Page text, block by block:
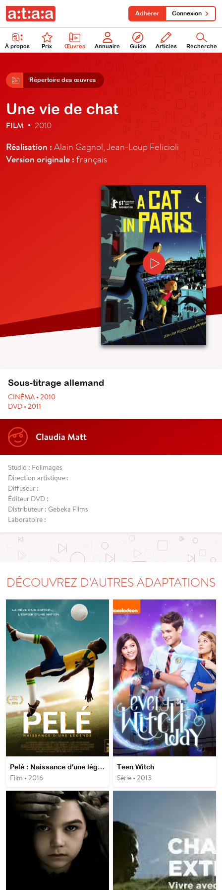
À propos Prix Œuvres Annuaire Guide Articles Recherche
Adhérer Connexion
Répertoire des œuvres
Une vie de chat
FILM • 2010
Réalisation : Alain Gagnol, Jean-Loup Felicioli
Version originale : français
Sous-titrage allemand
CINÉMA • 2010
DVD • 2011
Claudia Matt
Studio : Folimages
Direction artistique :
Diffuseur :
Éditeur DVD :
Distributeur : Gebeka Films
Laboratoire :
DÉCOUVREZ D'AUTRES ADAPTATIONS
Pelé : Naissance d'une légende
Film • 2016
Teen Witch
Série • 2013